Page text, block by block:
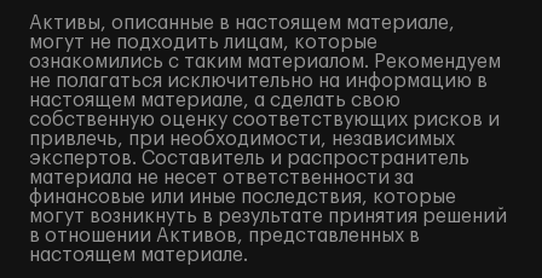
Активы, описанные в настоящем материале,
могут не подходить лицам, которые
ознакомились с таким материалом. Рекомендуем
не полагаться исключительно на информацию в
настоящем материале, а сделать свою
собственную оценку соответствующих рисков и
привлечь, при необходимости, независимых
экспертов. Составитель и распространитель
материала не несет ответственности за
финансовые или иные последствия, которые
могут возникнуть в результате принятия решений
в отношении Активов, представленных в
настоящем материале.